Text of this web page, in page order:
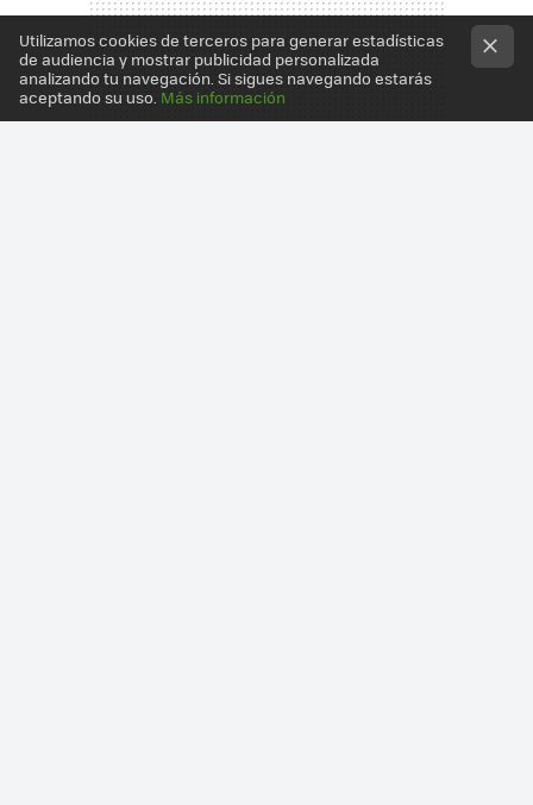
Utilizamos cookies de terceros para generar estadísticas
de audiencia y mostrar publicidad personalizada
analizando tu navegación. Si sigues navegando estarás
aceptando su uso. Más información